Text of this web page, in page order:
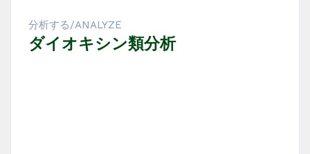
分析する/ANALYZE
ダイオキシン類分析